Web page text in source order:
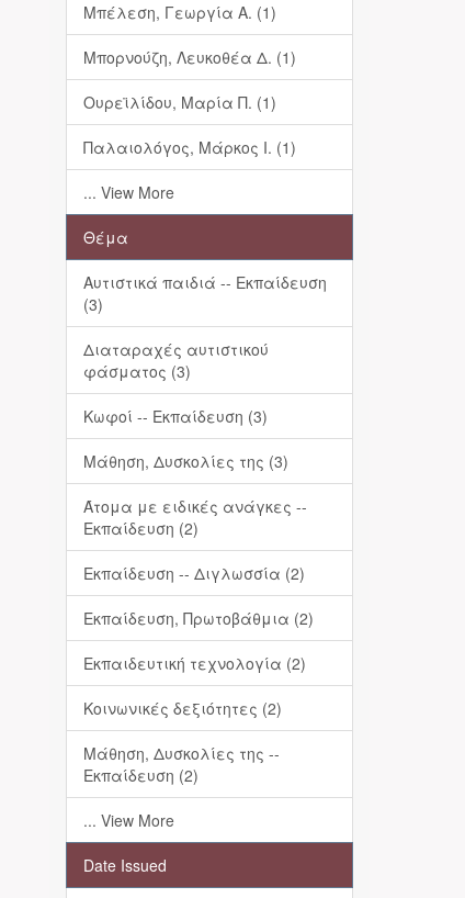
Μπέλεση, Γεωργία Α. (1)
Μπορνούζη, Λευκοθέα Δ. (1)
Ουρεϊλίδου, Μαρία Π. (1)
Παλαιολόγος, Μάρκος Ι. (1)
... View More
Θέμα
Αυτιστικά παιδιά -- Εκπαίδευση
(3)
Διαταραχές αυτιστικού
φάσματος (3)
Κωφοί -- Εκπαίδευση (3)
Μάθηση, Δυσκολίες της (3)
Άτομα με ειδικές ανάγκες --
Εκπαίδευση (2)
Εκπαίδευση -- Διγλωσσία (2)
Εκπαίδευση, Πρωτοβάθμια (2)
Εκπαιδευτική τεχνολογία (2)
Κοινωνικές δεξιότητες (2)
Μάθηση, Δυσκολίες της --
Εκπαίδευση (2)
... View More
Date Issued